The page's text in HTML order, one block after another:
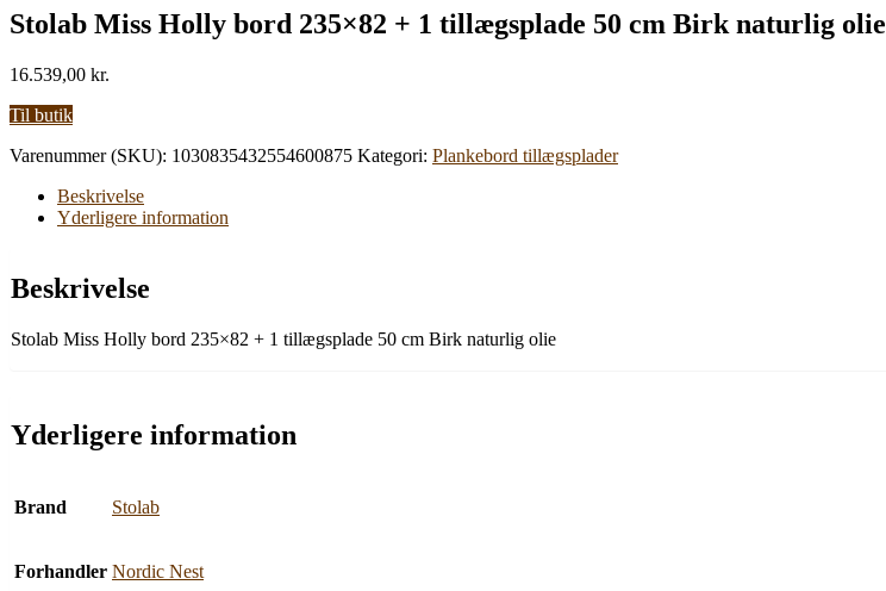
Stolab Miss Holly bord 235×82 + 1 tillægsplade 50 cm Birk naturlig olie
16.539,00 kr.
Til butik
Varenummer (SKU): 1030835432554600875 Kategori: Plankebord tillægsplader
Beskrivelse
Yderligere information
Beskrivelse
Stolab Miss Holly bord 235×82 + 1 tillægsplade 50 cm Birk naturlig olie
Yderligere information
Brand Stolab
Forhandler Nordic Nest